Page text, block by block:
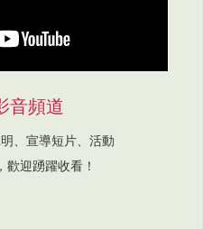
音頻道
、宣導短片、活動
歡迎踴躍收看！